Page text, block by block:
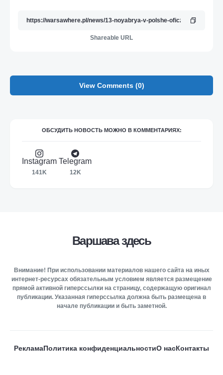
Shareable URL
View Comments (0)
ОБСУДИТЬ НОВОСТЬ МОЖНО В КОММЕНТАРИЯХ:
Instagram
141K
Telegram
12K
Варшава здесь
Внимание! При использовании материалов нашего сайта на иных
интернет-ресурсах обязательным условием является размещение
прямой активной гиперссылки на страницу, содержащую оригинал
публикации. Указанная гиперссылка должна быть размещена в
начале публикации и быть заметной.
РекламаПолитика конфиденциальностиО насКонтакты